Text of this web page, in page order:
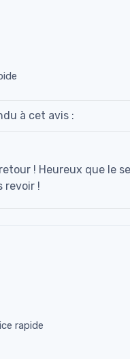
à cet avis :
! Heureux que le
revoir !
rapide